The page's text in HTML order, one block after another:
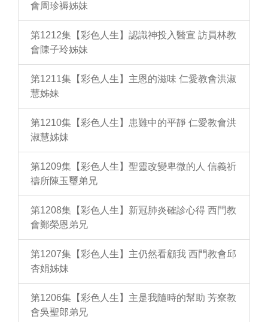
會周珍褥姊妹
第1212集【彩色人生】認識神投入醫宣 訪員林教
會陳子玲姊妹
第1211集【彩色人生】主恩的滋味 仁愛教會洪淑
慧姊妹
第1210集【彩色人生】患難中的平靜 仁愛教會洪
淑慧姊妹
第1209集【彩色人生】聖靈改變卑微的人 信義祈
禱所陳玉璽弟兄
第1208集【彩色人生】新冠肺炎確診心得 西門教
會鄭榮恩弟兄
第1207集【彩色人生】主仍然看顧我 西門教會邱
杏娟姊妹
第1206集【彩色人生】主是我隨時的幫助 芳寮教
會吳聖郎弟兄